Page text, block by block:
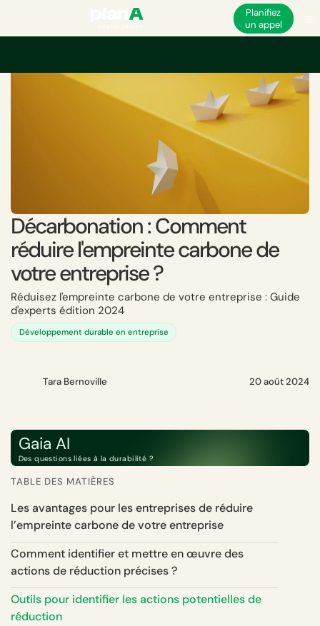
Planifiez
un appel
Décarbonation : Comment
réduire l'empreinte carbone de
votre entreprise ?
Réduisez l'empreinte carbone de votre entreprise : Guide
d'experts édition 2024
Développement durable en entreprise
Tara Bernoville 20 août 2024
Gaia AI
Des questions liées à la durabilité ?
TABLE DES MATIÈRES
Les avantages pour les entreprises de réduire
l’empreinte carbone de votre entreprise
Comment identifier et mettre en œuvre des
actions de réduction précises ?
Outils pour identifier les actions potentielles de
réduction